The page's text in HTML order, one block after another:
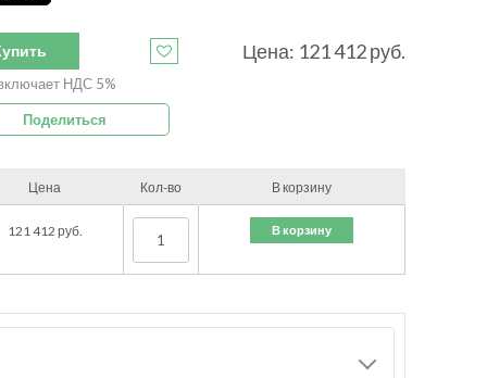
Цена: 121 412руб.
НДС 5%
Поделиться
Цена Кол-во В корзину
121 412 руб. В корзину